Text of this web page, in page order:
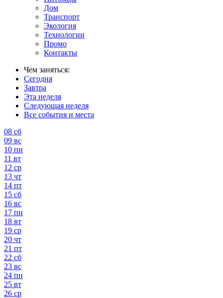
Дом
Транспорт
Экология
Технологии
Промо
Контакты
Чем заняться:
Сегодня
Завтра
Эта неделя
Следующая неделя
Все события и места
08 сб
09 вс
10 пн
11 вт
12 ср
13 чт
14 пт
15 сб
16 вс
17 пн
18 вт
19 ср
20 чт
21 пт
22 сб
23 вс
24 пн
25 вт
26 ср